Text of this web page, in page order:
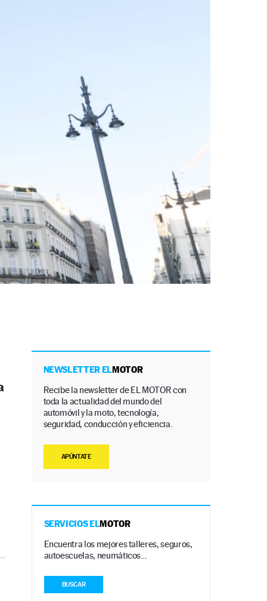
NEWSLETTER ELMOTOR
Recibe la newsletter de EL MOTOR con
toda la actualidad del mundo del
automóvil y la moto, tecnología,
seguridad, conducción y eficiencia.
APÚNTATE
SERVICIOS ELMOTOR
Encuentra los mejores talleres, seguros,
autoescuelas, neumáticos…
BUSCAR